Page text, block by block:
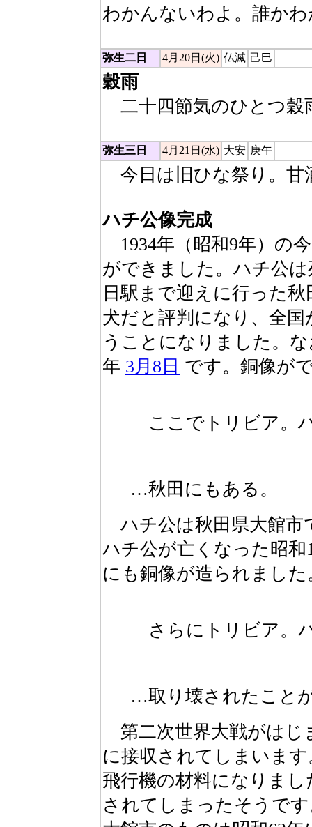
わかんないわよ。誰か
弥生二日 4月20日(火) 仏滅 己巳
穀雨
二十四節気のひとつ穀
弥生三日 4月21日(水) 大安 庚午
今日は旧ひな祭り。甘
ハチ公像完成
1934年（昭和9年）の
ができました。ハチ公
日駅まで迎えに行った
犬だと評判になり、全
うことになりました。
年 3月8日 です。銅像が
ここでトリビア。
…秋田にもある。
ハチ公は秋田県大館市
ハチ公が亡くなった昭
にも銅像が造られました
さらにトリビア。
…取り壊されたこと
第二次世界大戦がはじ
に接収されてしまいま
飛行機の材料になりま
されてしまったそうで